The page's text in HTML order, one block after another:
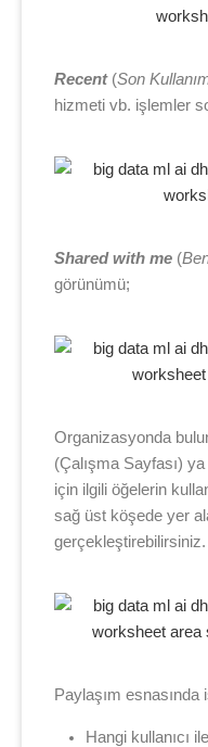
Recent(Son
hizmeti vb. işlemler
Shared with me (
görünümü;
Organizasyonda
(Çalışma Sayfası)
için ilgili öğelerin
sağ üst köşede yer
gerçekleştirebilirsiniz.
Paylaşım esnasında
Hangi kullanıcı